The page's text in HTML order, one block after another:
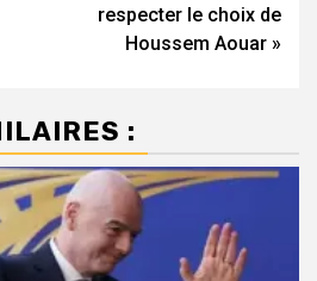
respecter le choix de
Houssem Aouar »
: